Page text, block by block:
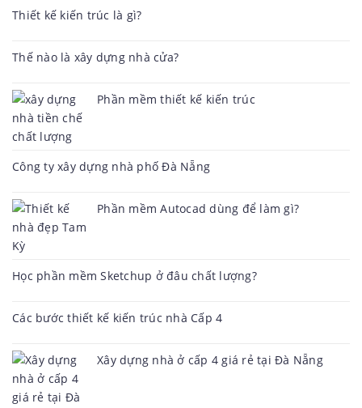
Thiết kế kiến trúc là gì?
Thế nào là xây dựng nhà cửa?
Phần mềm thiết kế kiến trúc
Công ty xây dựng nhà phố Đà Nẵng
Phần mềm Autocad dùng để làm gì?
Học phần mềm Sketchup ở đâu chất lượng?
Các bước thiết kế kiến trúc nhà Cấp 4
Xây dựng nhà ở cấp 4 giá rẻ tại Đà Nẵng